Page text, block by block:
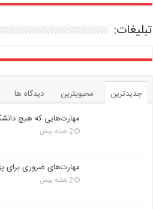
تبلیغات:
جدیدترین محبوبترین دیدگاه ها
مهارت‌هایی که هیچ
2 هفته پیش
مهارت‌های ضروری برای
2 هفته پیش